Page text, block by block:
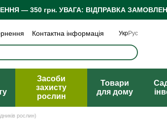
— 350 грн. УВАГА: ВІДПРАВКА
Контактна інформація
Відгуки про магазин
УкрРус
Засоби
захисту
рослин
Товари
для дому
рослин)